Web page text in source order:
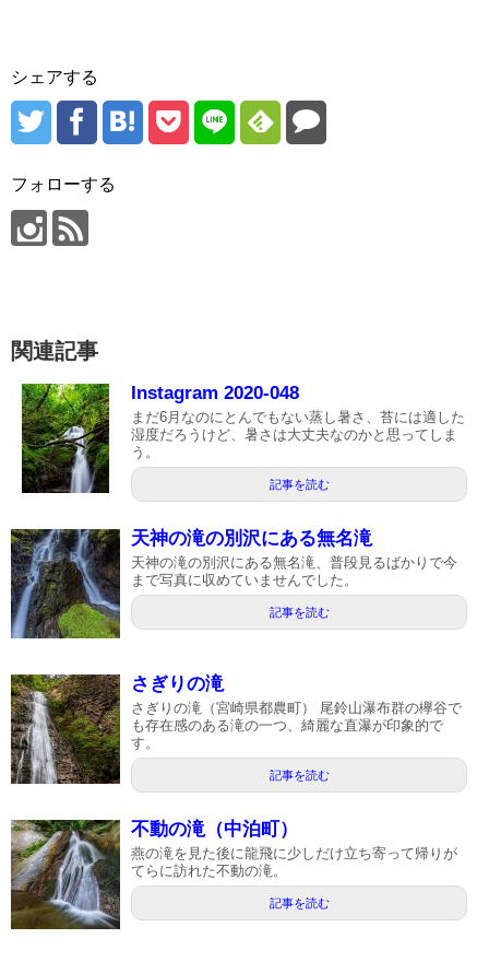
シェアする
フォローする
関連記事
Instagram 2020-048
まだ6月なのにとんでもない蒸し暑さ、苔には適した
湿度だろうけど、暑さは大丈夫なのかと思ってしま
う。
記事を読む
天神の滝の別沢にある無名滝
天神の滝の別沢にある無名滝、普段見るばかりで今
まで写真に収めていませんでした。
記事を読む
さぎりの滝
さぎりの滝（宮崎県都農町） 尾鈴山瀑布群の欅谷で
も存在感のある滝の一つ、綺麗な直瀑が印象的で
す。
記事を読む
不動の滝（中泊町）
燕の滝を見た後に龍飛に少しだけ立ち寄って帰りが
てらに訪れた不動の滝。
記事を読む